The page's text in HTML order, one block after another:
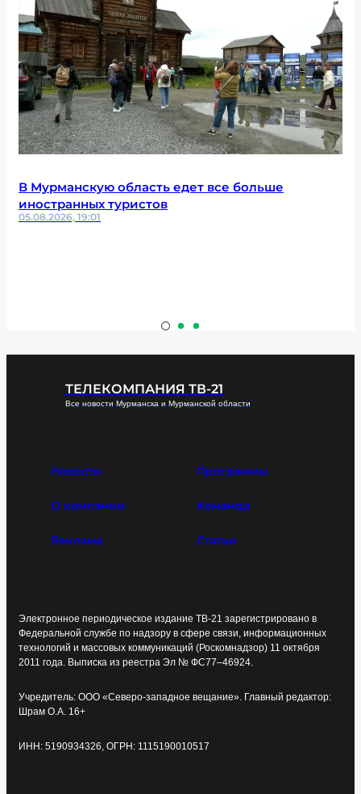
В Мурманскую область едет все больше
иностранных туристов
05.08.2026, 19:01
ТЕЛЕКОМПАНИЯ ТВ-21
Все новости Мурманска и Мурманской области
Новости Программы
О компании Команда
Реклама Статьи
Электронное периодическое издание ТВ-21 зарегистрировано в
Федеральной службе по надзору в сфере связи, информационных
технологий и массовых коммуникаций (Роскомнадзор) 11 октября
2011 года. Выписка из реестра Эл № ФС77–46924.
Учредитель: ООО «Северо-западное вещание». Главный редактор:
Шрам О.А. 16+
ИНН: 5190934326, ОГРН: 1115190010517